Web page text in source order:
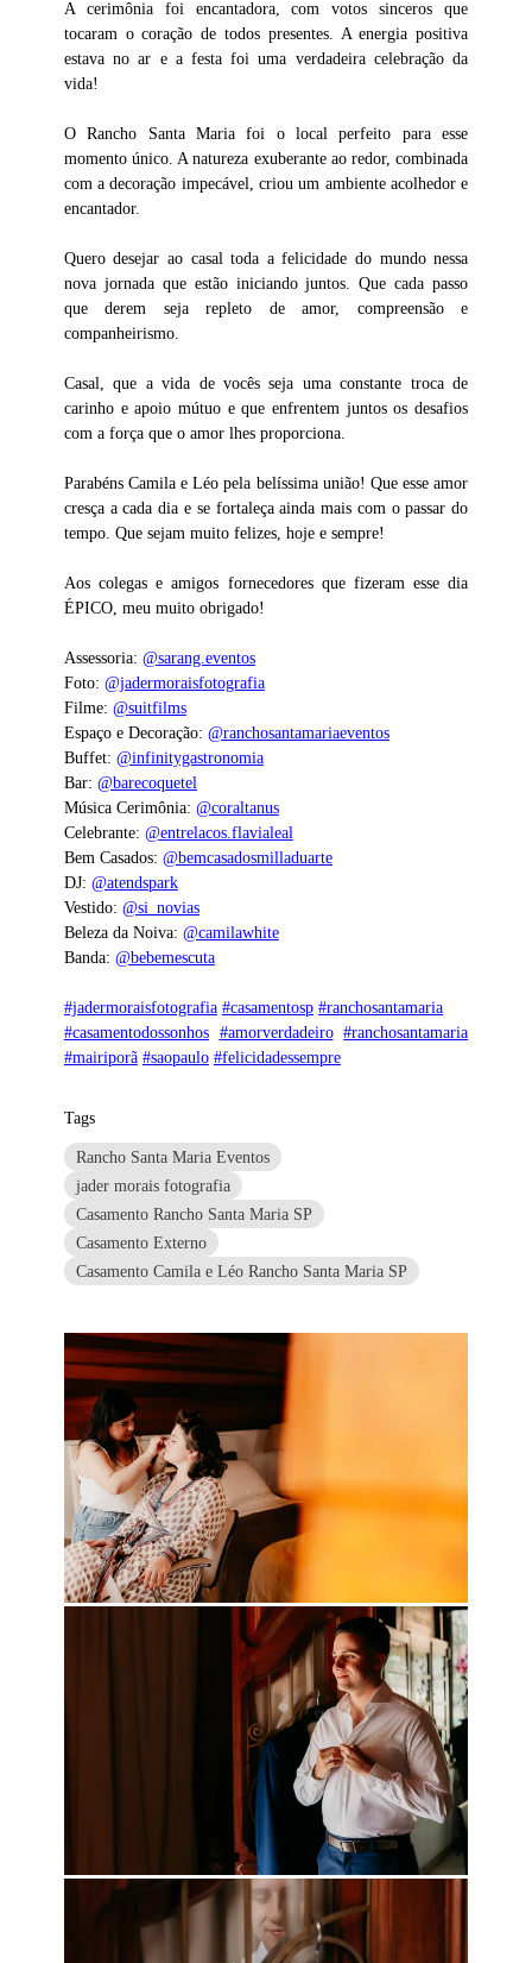
A cerimônia foi encantadora, com votos sinceros que
tocaram o coração de todos presentes. A energia positiva
estava no ar e a festa foi uma verdadeira celebração da
vida!
O Rancho Santa Maria foi o local perfeito para esse
momento único. A natureza exuberante ao redor, combinada
com a decoração impecável, criou um ambiente acolhedor e
encantador.
Quero desejar ao casal toda a felicidade do mundo nessa
nova jornada que estão iniciando juntos. Que cada passo
que derem seja repleto de amor, compreensão e
companheirismo.
Casal, que a vida de vocês seja uma constante troca de
carinho e apoio mútuo e que enfrentem juntos os desafios
com a força que o amor lhes proporciona.
Parabéns Camila e Léo pela belíssima união! Que esse amor
cresça a cada dia e se fortaleça ainda mais com o passar do
tempo. Que sejam muito felizes, hoje e sempre!
Aos colegas e amigos fornecedores que fizeram esse dia
ÉPICO, meu muito obrigado!
Assessoria: @sarang.eventos
Foto: @jadermoraisfotografia
Filme: @suitfilms
Espaço e Decoração: @ranchosantamariaeventos
Buffet: @infinitygastronomia
Bar: @barecoquetel
Música Cerimônia: @coraltanus
Celebrante: @entrelacos.flavialeal
Bem Casados: @bemcasadosmilladuarte
DJ: @atendspark
Vestido: @si_novias
Beleza da Noiva: @camilawhite
Banda: @bebemescuta
#jadermoraisfotografia #casamentosp #ranchosantamaria
#casamentodossonhos #amorverdadeiro #ranchosantamaria
#mairiporã #saopaulo #felicidadessempre
Tags
Rancho Santa Maria Eventos
jader morais fotografia
Casamento Rancho Santa Maria SP
Casamento Externo
Casamento Camila e Léo Rancho Santa Maria SP